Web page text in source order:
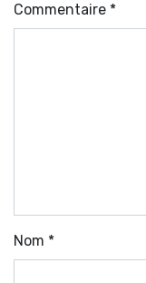
Commentaire *
Nom *